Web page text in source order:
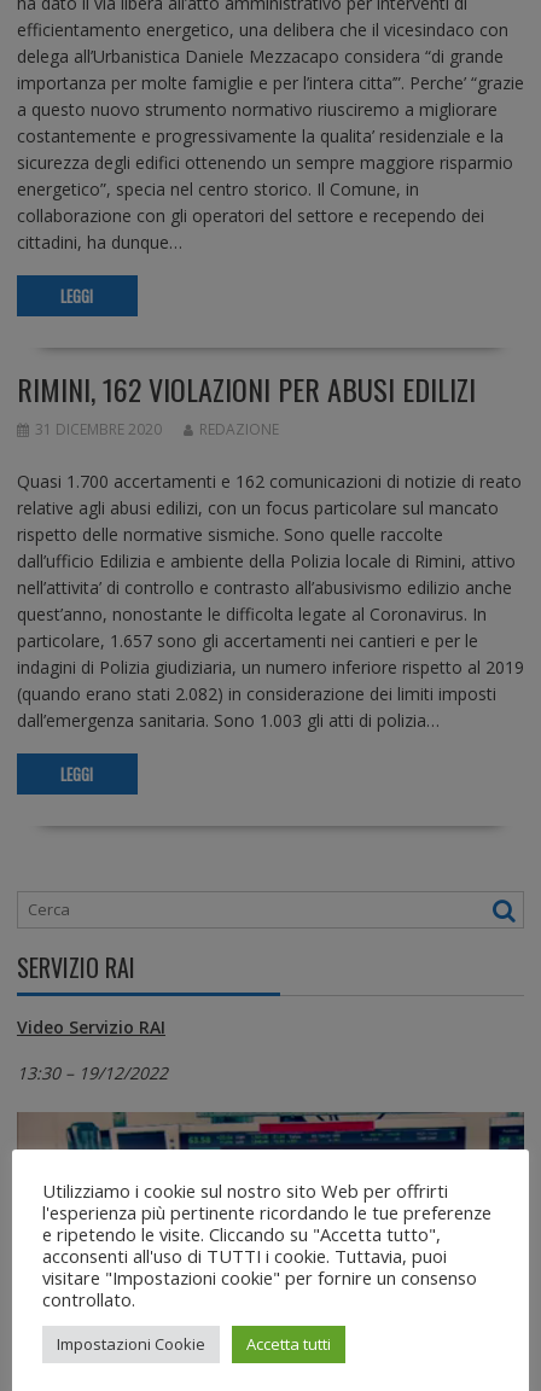
efficientamento energetico, una delibera che il vicesindaco con
delega all’Urbanistica Daniele Mezzacapo considera “di grande
importanza per molte famiglie e per l’intera citta’”. Perche’ “grazie
a questo nuovo strumento normativo riusciremo a migliorare
costantemente e progressivamente la qualita’ residenziale e la
sicurezza degli edifici ottenendo un sempre maggiore risparmio
energetico”, specia nel centro storico. Il Comune, in
collaborazione con gli operatori del settore e recependo dei
cittadini, ha dunque…
LEGGI
RIMINI, 162 VIOLAZIONI PER ABUSI EDILIZI
31 DICEMBRE 2020 REDAZIONE
Quasi 1.700 accertamenti e 162 comunicazioni di notizie di reato
relative agli abusi edilizi, con un focus particolare sul mancato
rispetto delle normative sismiche. Sono quelle raccolte
dall’ufficio Edilizia e ambiente della Polizia locale di Rimini, attivo
nell’attivita’ di controllo e contrasto all’abusivismo edilizio anche
quest’anno, nonostante le difficolta legate al Coronavirus. In
particolare, 1.657 sono gli accertamenti nei cantieri e per le
indagini di Polizia giudiziaria, un numero inferiore rispetto al 2019
(quando erano stati 2.082) in considerazione dei limiti imposti
dall’emergenza sanitaria. Sono 1.003 gli atti di polizia…
LEGGI
SERVIZIO RAI
Video Servizio RAI
13:30 – 19/12/2022
Player
Utilizziamo i cookie sul nostro sito Web per offrirti
l'esperienza più pertinente ricordando le tue preferenze
e ripetendo le visite. Cliccando su "Accetta tutto",
acconsenti all'uso di TUTTI i cookie. Tuttavia, puoi
visitare "Impostazioni cookie" per fornire un consenso
controllato.
Impostazioni Cookie Accetta tutti